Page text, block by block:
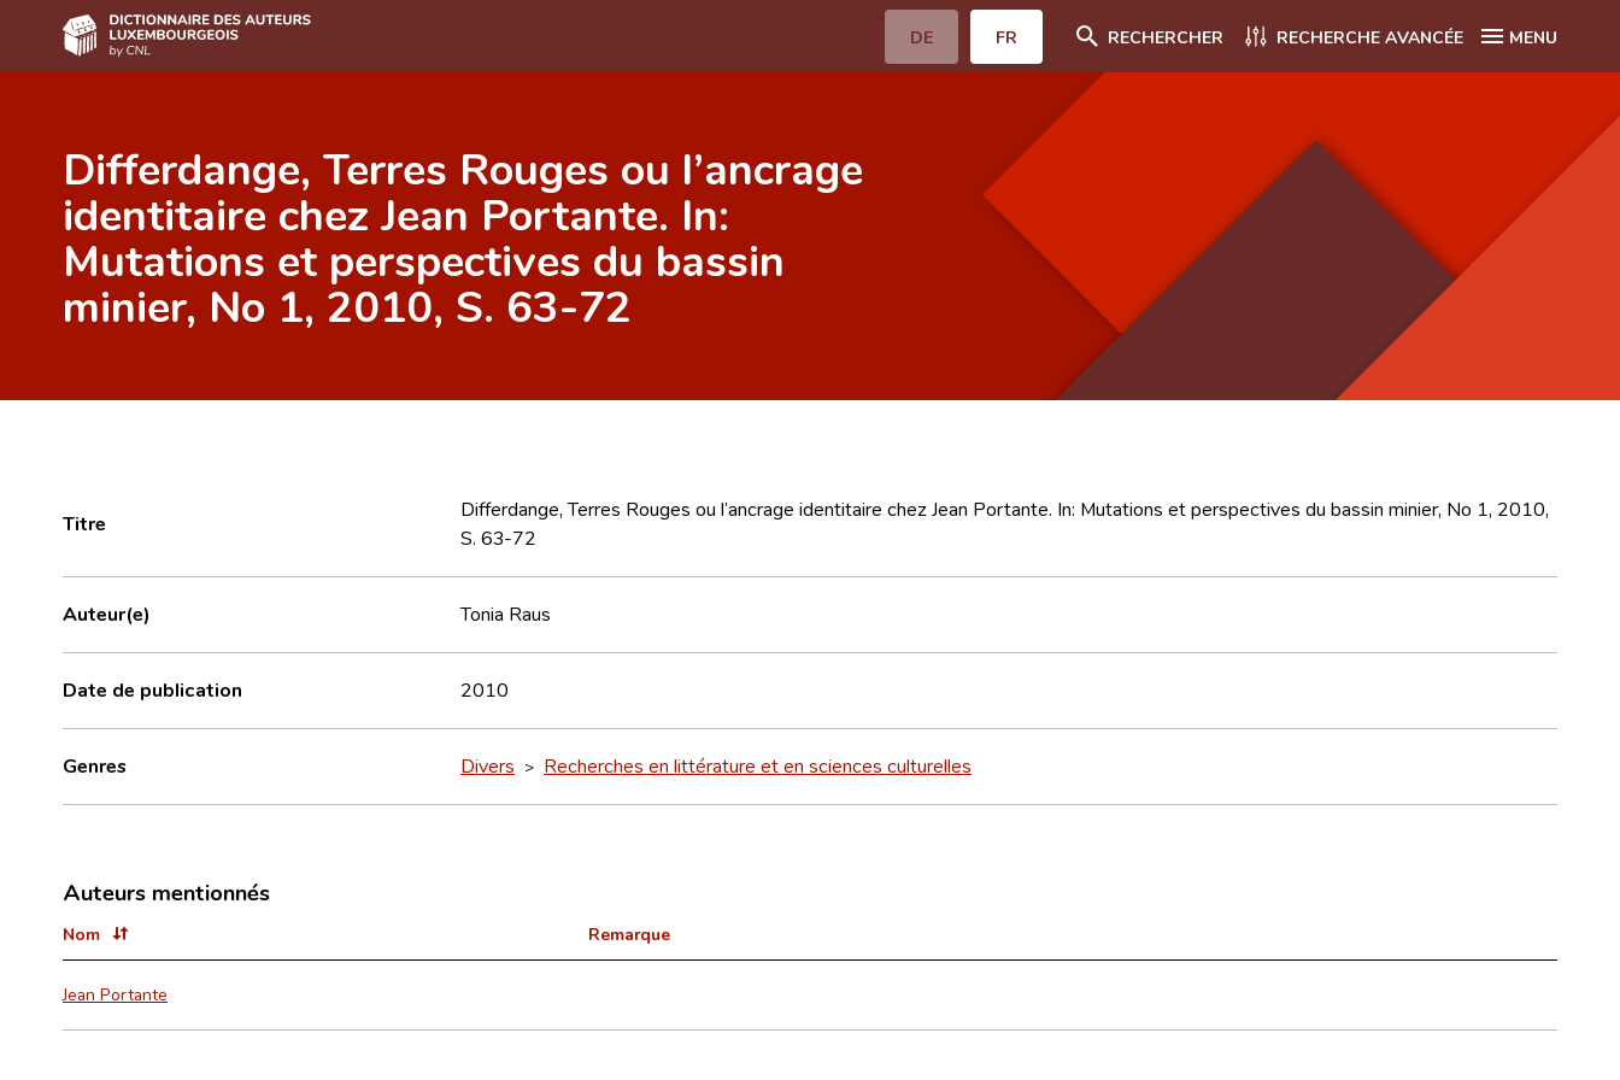
DE FR RECHERCHER RECHERCHE AVANCÉE MENU
Auteur(e)s A-Z
Recherche avancée
Foire aux questions
CNL
Differdange, Terres Rouges ou l’ancrage
identitaire chez Jean Portante. In:
Mutations et perspectives du bassin
minier, No 1, 2010, S. 63-72
Titre
Differdange, Terres Rouges ou l’ancrage identitaire chez Jean Portante. In: Mutations et perspectives du bassin minier, No 1, 2010,
S. 63-72
Auteur(e) Tonia Raus
Date de publication 2010
Genres Divers > Recherches en littérature et en sciences culturelles
Auteurs mentionnés
Nom Remarque
Jean Portante